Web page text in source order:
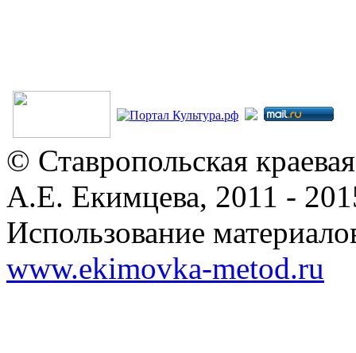
© Ставропольская
А.Е. Екимцева, 2011 -
Использование
www.ekimovka-metod.ru